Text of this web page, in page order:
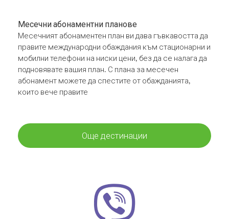
Месечни абонаментни планове
Месечният абонаментен план ви дава гъвкавостта да
правите международни обаждания към стационарни и
мобилни телефони на ниски цени, без да се налага да
подновявате вашия план. С плана за месечен
абонамент можете да спестите от обажданията,
които вече правите
Още дестинации